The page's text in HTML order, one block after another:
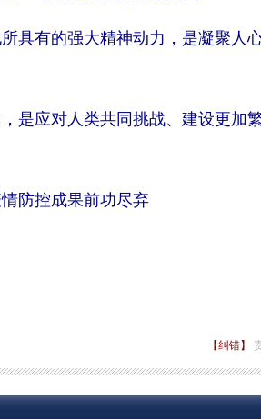
具有的强大精神动力，是凝聚人
是应对人类共同挑战、建设更加
防控成果前功尽弃
【纠错】